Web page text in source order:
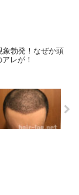
象勃発！なぜか頭
レが！